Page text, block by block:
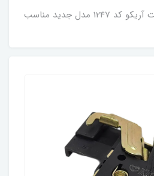
قفل درب جانبی جلو راست آریکو کد 1247 مدل جدید مناسب